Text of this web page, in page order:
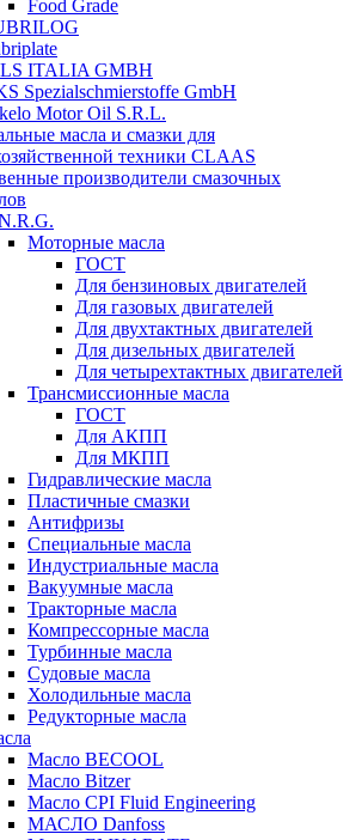
Food Grade
ITALIA GMBH
Spezialschmierstoffe GmbH
Motor Oil S.R.L.
масла и смазки для
техники CLAAS
производители смазочных
Моторные масла
ГОСТ
Для бензиновых двигателей
Для газовых двигателей
Для двухтактных двигателей
Для дизельных двигателей
Для четырехтактных двигателей
Трансмиссионные масла
ГОСТ
Для АКПП
Для МКПП
Гидравлические масла
Пластичные смазки
Антифризы
Специальные масла
Индустриальные масла
Вакуумные масла
Тракторные масла
Компрессорные масла
Турбинные масла
Судовые масла
Холодильные масла
Редукторные масла
Масло BECOOL
Масло Bitzer
Масло CPI Fluid Engineering
МАСЛО Danfoss